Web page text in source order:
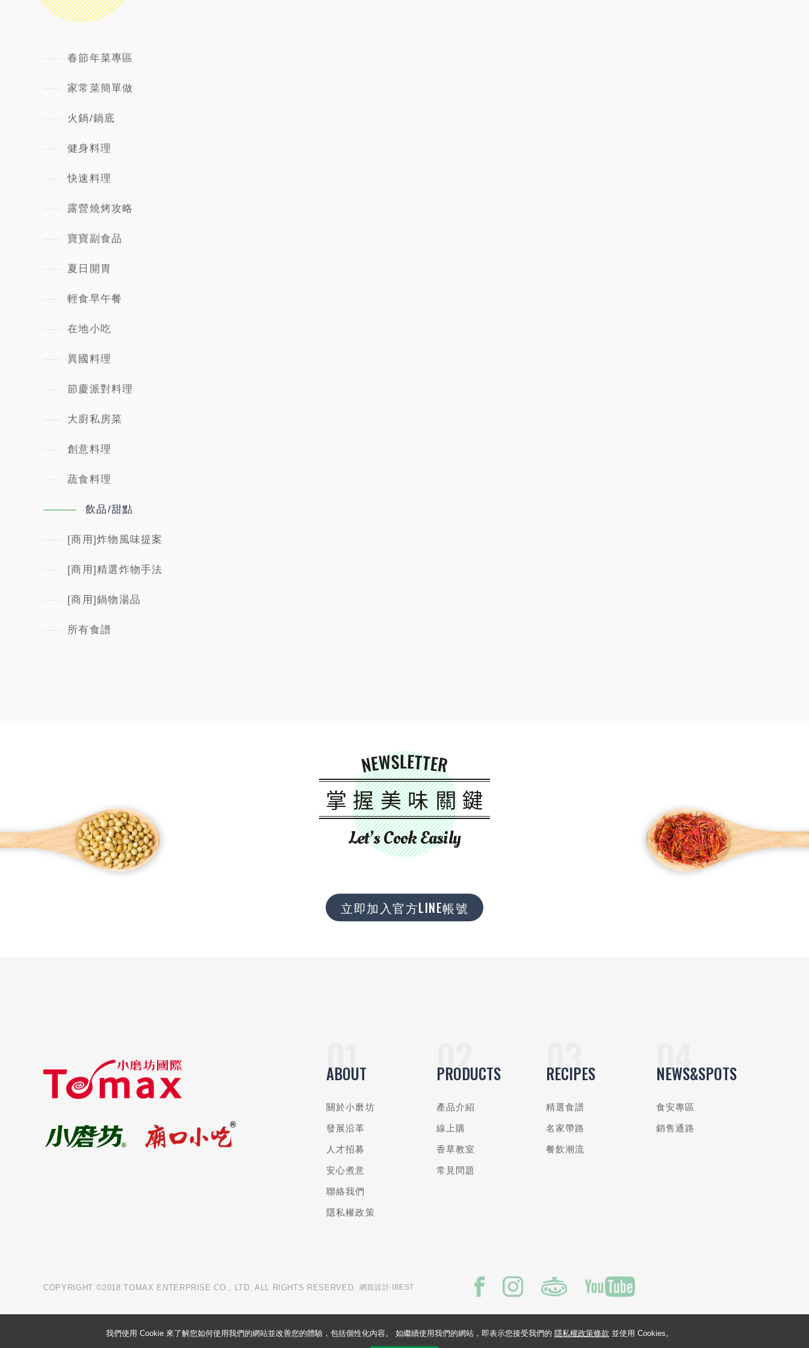
春節年菜專區
家常菜簡單做
火鍋/鍋底
健身料理
快速料理
露營燒烤攻略
寶寶副食品
夏日開胃
輕食早午餐
在地小吃
異國料理
節慶派對料理
大廚私房菜
創意料理
蔬食料理
飲品/甜點
[商用]炸物風味提案
[商用]精選炸物手法
[商用]鍋物湯品
所有食譜
NEWSLETTER
掌握美味關鍵
Let’s Cook Easily
立即加入官方LINE帳號
ABOUT
關於小磨坊
發展沿革
人才招募
安心煮意
聯絡我們
隱私權政策
PRODUCTS
產品介紹
線上購
香草教室
常見問題
RECIPES
精選食譜
名家帶路
餐飲潮流
NEWS&SPOTS
食安專區
銷售通路
COPYRIGHT ©2018 TOMAX ENTERPRISE CO., LTD. ALL RIGHTS RESERVED. 網頁設計‧IBEST
我們使用 Cookie 來了解您如何使用我們的網站並改善您的體驗，包括個性化內容。 如繼續使用我們的網站，即表示您接受我們的 隱私權政策條款 並使用 Cookies。